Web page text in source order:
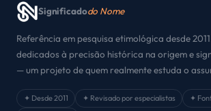
Significadodo Nome
Referência em pesquisa etimológica desde
dedicados à precisão histórica na origem e
— um projeto de quem realmente estuda o
✦ Desde 2011 ✦ Revisado por especialistas
✦